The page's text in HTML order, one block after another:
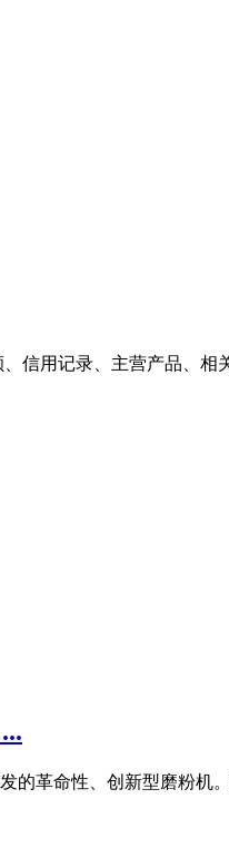
信用记录、主营产品、相
革命性、创新型磨粉机